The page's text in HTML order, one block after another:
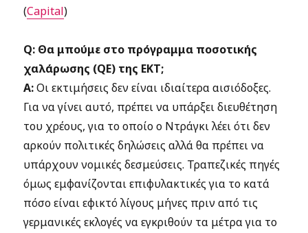
(Capital)
Q: Θα μπούμε στο πρόγραμμα ποσοτικής
χαλάρωσης (QΕ) της ΕΚΤ;
Α:Οι εκτιμήσεις δεν είναι ιδιαίτερα αισιόδοξες.
Για να γίνει αυτό, πρέπει να υπάρξει διευθέτηση
του χρέους, για το οποίο ο Ντράγκι λέει ότι δεν
αρκούν πολιτικές δηλώσεις αλλά θα πρέπει να
υπάρχουν νομικές δεσμεύσεις. Τραπεζικές πηγές
όμως εμφανίζονται επιφυλακτικές για το κατά
πόσο είναι εφικτό λίγους μήνες πριν από τις
γερμανικές εκλογές να εγκριθούν τα μέτρα για το